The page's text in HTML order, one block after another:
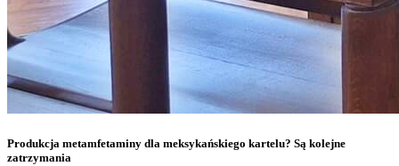
Produkcja metamfetaminy dla meksykańskiego kartelu? Są kolejne
zatrzymania